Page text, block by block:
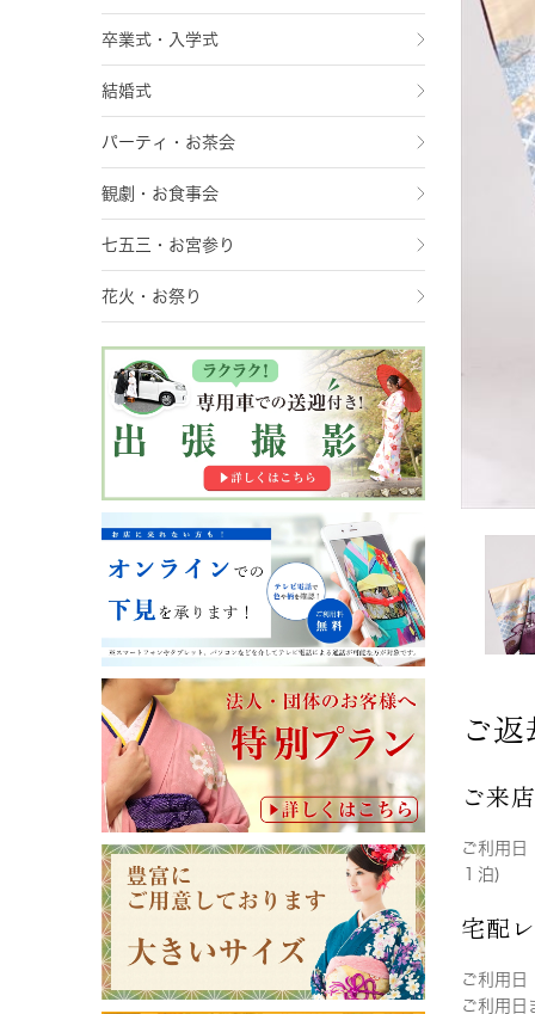
卒業式・入学式
結婚式
パーティ・お茶会
観劇・お食事会
七五三・お宮参り
花火・お祭り
ご
ご来
ご利用日
１泊)
宅配
ご利用日
ご利用日